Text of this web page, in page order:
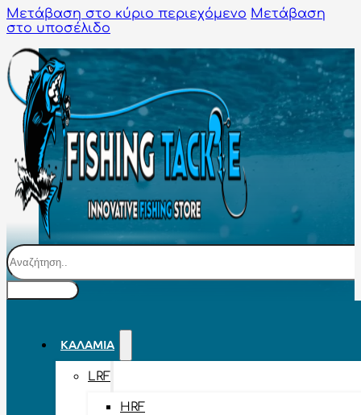
Μετάβαση στο κύριο περιεχόμενο Μετάβαση
στο υποσέλιδο
Αναζήτηση
ΚΑΛΆΜΙΑ
LRF
HRF